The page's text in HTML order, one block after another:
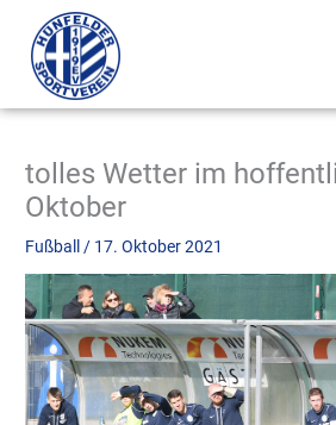
Inhalt
springen
tolles Wetter im
Oktober
Fußball / 17. Oktober 2021